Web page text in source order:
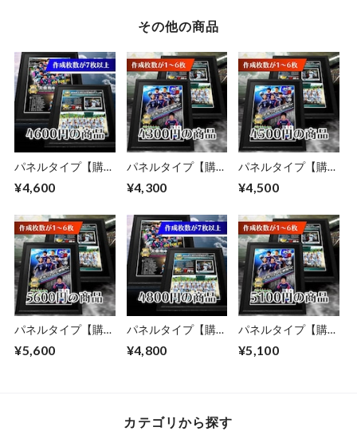
その他の商品
パネルタイプ【購入
¥4,600
パネルタイプ【購入
¥4,300
パネルタイプ【購入
¥4,500
パネルタイプ【購入
¥5,600
パネルタイプ【購入
¥4,800
パネルタイプ【購入
¥5,100
カテゴリから探す